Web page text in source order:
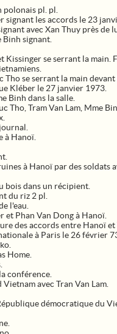
polonais pl. pl.
signant les accords le 23
avec Xan Thuy près de
Binh signant.
Kissinger se serrant la main.
Tho se serrant la main devant
Kléber le 27 janvier 1973.
Binh dans la salle.
Tho, Tram Van Lam, Mme
à Hanoï.
à Hanoï par des soldats
bois dans un récipient.
du riz 2 pl.
l'eau.
et Phan Van Dong à Hanoï.
des accords entre Hanoï et
à Paris le 26 février
Home.
conférence.
avec Tran Van Lam.
démocratique du